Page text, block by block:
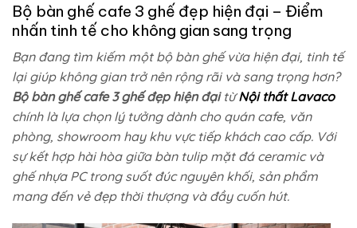
Bộ bàn ghế cafe 3 ghế đẹp hiện đại – Điểm
nhấn tinh tế cho không gian sang trọng
Bạn đang tìm kiếm một bộ bàn ghế vừa hiện đại, tinh tế
lại giúp không gian trở nên rộng rãi và sang trọng hơn?
Bộ bàn ghế cafe 3 ghế đẹp hiện đạitừNội thất Lavaco
chính là lựa chọn lý tưởng dành cho quán cafe, văn
phòng, showroom hay khu vực tiếp khách cao cấp. Với
sự kết hợp hài hòa giữa bàn tulip mặt đá ceramic và
ghế nhựa PC trong suốt đúc nguyên khối, sản phẩm
mang đến vẻ đẹp thời thượng và đầy cuốn hút.